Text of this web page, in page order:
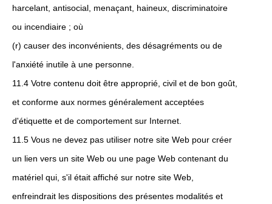
harcelant, antisocial, menaçant, haineux, discriminatoire
ou incendiaire ; où
(r) causer des inconvénients, des désagréments ou de
l'anxiété inutile à une personne.
11.4 Votre contenu doit être approprié, civil et de bon goût,
et conforme aux normes généralement acceptées
d'étiquette et de comportement sur Internet.
11.5 Vous ne devez pas utiliser notre site Web pour créer
un lien vers un site Web ou une page Web contenant du
matériel qui, s'il était affiché sur notre site Web,
enfreindrait les dispositions des présentes modalités et